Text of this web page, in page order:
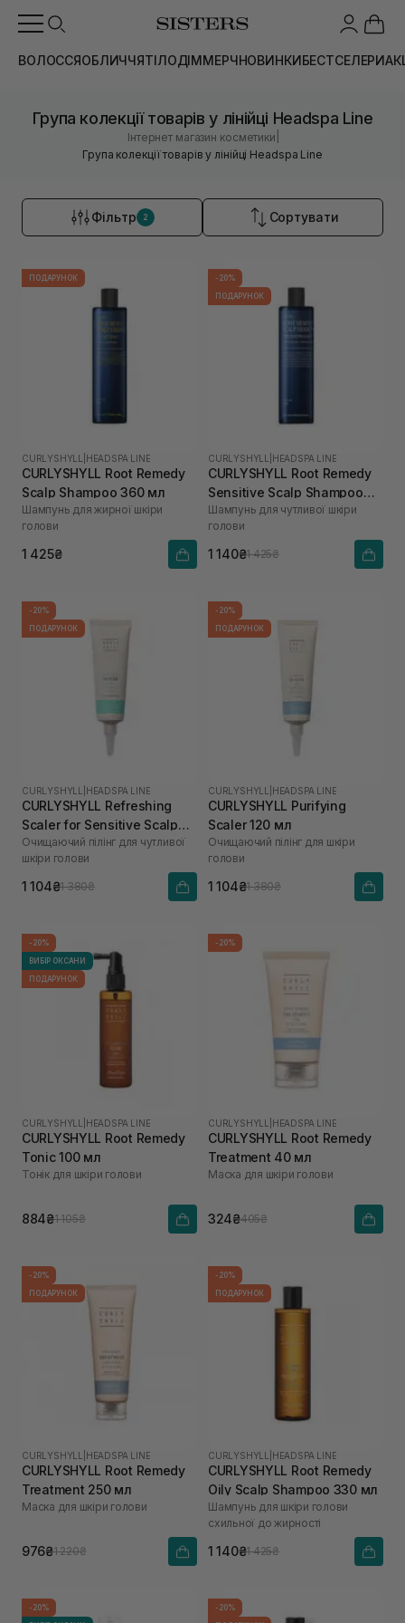
ВОЛОССЯОБЛИЧЧЯТІЛОДІММЕРЧНОВИНКИБЕСТСЕЛЕРИ
Група колекції товарів у лінійці Headspa Line
Інтернет магазин косметики
Група колекції товарів у лінійці Headspa Line
Фільтр 2 Сортувати
ПОДАРУНОК
CURLYSHYLL HEADSPA LINE
CURLYSHYLL Root Remedy
Scalp Shampoo 360 мл
Шампунь для жирної шкіри
голови
1 425₴
-20%
ПОДАРУНОК
CURLYSHYLL HEADSPA LINE
CURLYSHYLL Root Remedy
Sensitive Scalp Shampoo
360 мл
Шампунь для чутливої шкіри
голови
1 140₴1 425₴
-20%
ПОДАРУНОК
CURLYSHYLL HEADSPA LINE
CURLYSHYLL Refreshing
Scaler for Sensitive Scalp
120 мл
Очищаючий пілінг для чутливої
шкіри голови
1 104₴1 380₴
-20%
ПОДАРУНОК
CURLYSHYLL HEADSPA LINE
CURLYSHYLL Purifying
Scaler 120 мл
Очищаючий пілінг для шкіри
голови
1 104₴1 380₴
-20%
ВИБІР ОКСАНИ
ПОДАРУНОК
CURLYSHYLL HEADSPA LINE
CURLYSHYLL Root Remedy
Tonic 100 мл
Тонік для шкіри голови
884₴1 105₴
-20%
CURLYSHYLL HEADSPA LINE
CURLYSHYLL Root Remedy
Treatment 40 мл
Маска для шкіри голови
324₴405₴
-20%
ПОДАРУНОК
CURLYSHYLL HEADSPA LINE
CURLYSHYLL Root Remedy
Treatment 250 мл
Маска для шкіри голови
976₴1 220₴
-20%
ПОДАРУНОК
CURLYSHYLL HEADSPA LINE
CURLYSHYLL Root Remedy
Oily Scalp Shampoo 330 мл
Шампунь для шкіри голови
схильної до жирності
1 140₴1 425₴
-20%
-20%